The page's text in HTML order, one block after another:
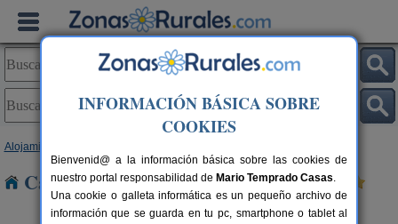
Alojamientos
Casas Rurales cerca de Láchar
INFORMACIÓN BÁSICA SOBRE
COOKIES
Bienvenid@ a la información básica sobre las cookies de
nuestro portal responsabilidad de Mario Temprado Casas.
Una cookie o galleta informática es un pequeño archivo de
información que se guarda en tu pc, smartphone o tablet al